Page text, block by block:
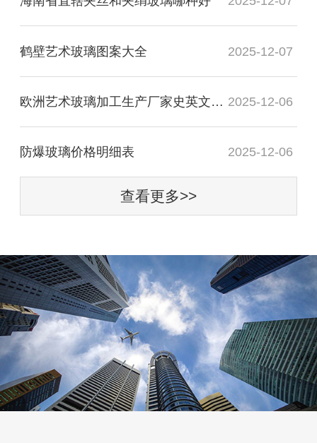
鹤壁艺术玻璃图案大全 2025-12-07
欧洲艺术玻璃加工生产厂家史英文名词解释 2025-12-06
防爆玻璃价格明细表 2025-12-06
查看更多>>